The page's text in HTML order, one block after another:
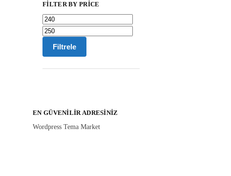
FILTER BY PRICE
Filtrele
EN GÜVENILIR ADRESINIZ
Wordpress Tema Market